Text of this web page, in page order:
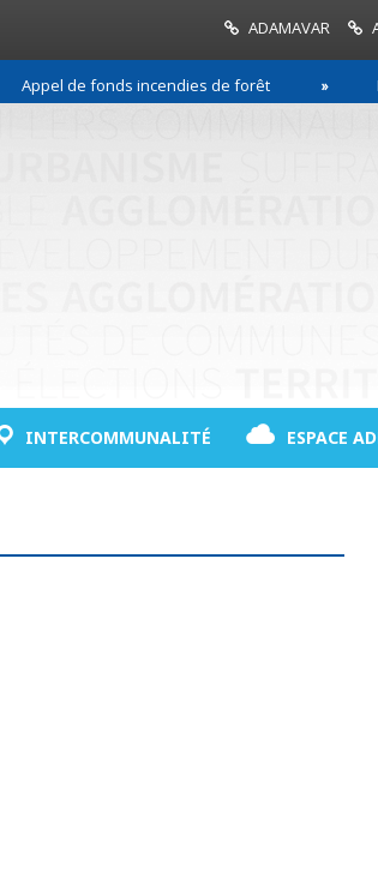
ADAMAVAR
Appel de fonds incendies de forêt
INTERCOMMUNALITÉ ESPACE